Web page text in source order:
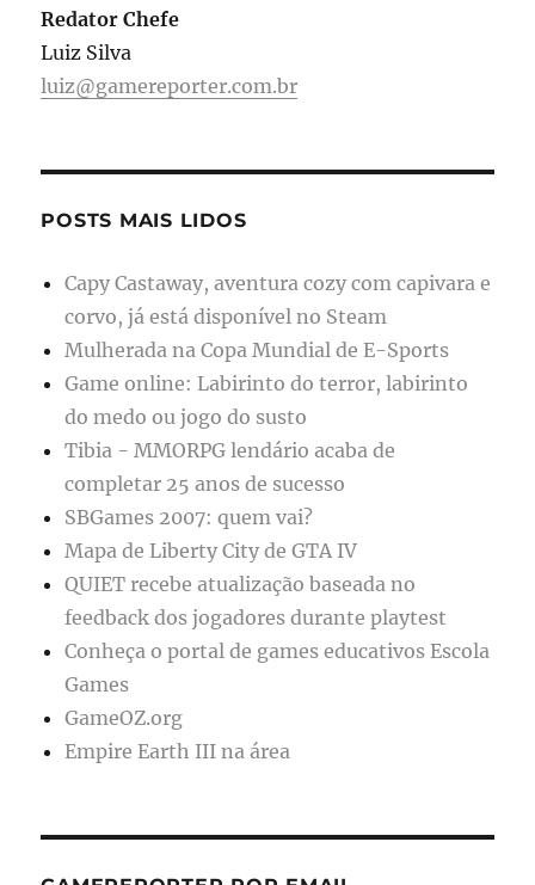
Redator Chefe
Luiz Silva
luiz@gamereporter.com.br
POSTS MAIS LIDOS
Capy Castaway, aventura cozy com capivara e
corvo, já está disponível no Steam
Mulherada na Copa Mundial de E-Sports
Game online: Labirinto do terror, labirinto
do medo ou jogo do susto
Tibia - MMORPG lendário acaba de
completar 25 anos de sucesso
SBGames 2007: quem vai?
Mapa de Liberty City de GTA IV
QUIET recebe atualização baseada no
feedback dos jogadores durante playtest
Conheça o portal de games educativos Escola
Games
GameOZ.org
Empire Earth III na área